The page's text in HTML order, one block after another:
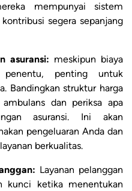
mempunyai sistem
segera sepanjang
asuransi: meskipun biaya
penting untuk
Bandingkan struktur harga
dan periksa apa
asuransi. Ini akan
pengeluaran Anda dan
berkualitas.
Layanan pelanggan
kunci ketika menentukan